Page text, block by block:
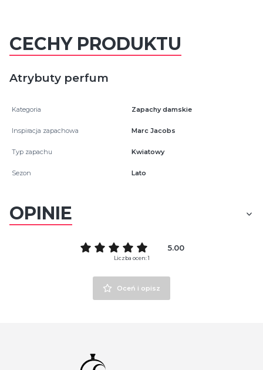
CECHY PRODUKTU
Atrybuty perfum
Kategoria Zapachy damskie
Inspiracja zapachowa Marc Jacobs
Typ zapachu Kwiatowy
Sezon Lato
OPINIE
5.00
Liczba ocen: 1
Oceń i opisz